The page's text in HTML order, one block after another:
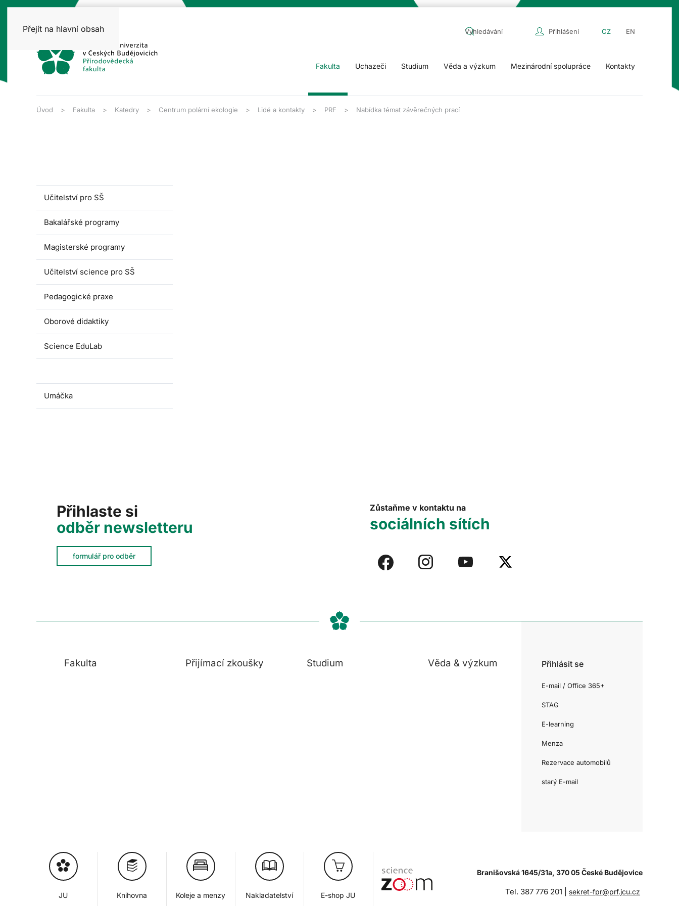
Přejít na hlavní obsah Přihlášení CZ EN
Fakulta Uchazeči Studium Věda a výzkum Mezinárodní spolupráce Kontakty
Úvod Fakulta Katedry Centrum polární ekologie Lidé a kontakty PRF Nabídka témat závěrečných prací
Učitelství pro SŠ
Bakalářské programy
Magisterské programy
Učitelství science pro SŠ
Pedagogické praxe
Oborové didaktiky
Science EduLab
Umáčka
Přihlaste si
odběr newsletteru
formulář pro odběr
Zůstaňme v kontaktu na
sociálních sítích
Fakulta Přijímací zkoušky Studium Věda & výzkum Přihlásit se
E-mail / Office 365+
STAG
E-learning
Menza
Rezervace automobilů
starý E-mail
JU Knihovna Koleje a menzy Nakladatelství E-shop JU
Branišovská 1645/31a, 370 05 České Budějovice
Tel. 387 776 201 | sekret-fpr@prf.jcu.cz